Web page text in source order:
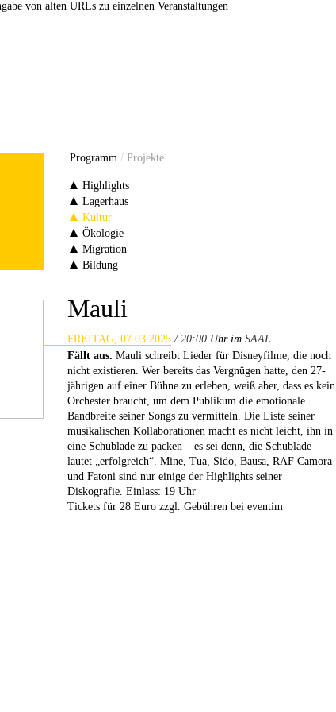
Programm / Projekte
Highlights
Lagerhaus
Kultur
Ökologie
Migration
Bildung
von alten URLs zu einzelnen Veranstaltungen
Mauli
FREITAG, 07.03.2025 / 20:00 Uhr im SAAL
Fällt aus. Mauli schreibt Lieder für Disneyfilme, die noch
nicht existieren. Wer bereits das Vergnügen hatte, den 27-
jährigen auf einer Bühne zu erleben, weiß aber, dass es kein
Orchester braucht, um dem Publikum die emotionale
Bandbreite seiner Songs zu vermitteln. Die Liste seiner
musikalischen Kollaborationen macht es nicht leicht, ihn in
eine Schublade zu packen – es sei denn, die Schublade
lautet „erfolgreich“. Mine, Tua, Sido, Bausa, RAF Camora
und Fatoni sind nur einige der Highlights seiner
Diskografie. Einlass: 19 Uhr
Tickets für 28 Euro zzgl. Gebühren bei eventim